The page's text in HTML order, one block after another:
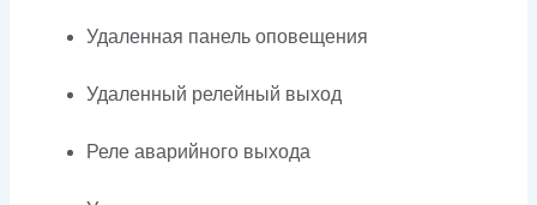
Удаленная панель оповещения
Удаленный релейный выход
Реле аварийного выхода